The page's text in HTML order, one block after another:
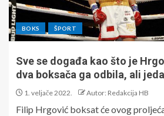
BOKS ŠPORT
Sve se događa kao što je
dva boksača ga odbila, ali
1. veljače 2022. Autor: Redakcija HB
Filip Hrgović boksat će ovog